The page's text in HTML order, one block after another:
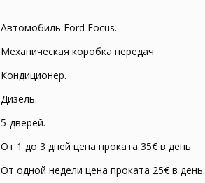
Автомобиль Ford Focus.
Механическая коробка передач
Кондиционер.
Дизель.
5-дверей.
От 1 до 3 дней цена проката 35€ в день
От одной недели цена проката 25€ в день.